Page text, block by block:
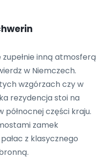
inną atmosferą
w Niemczech.
wzgórzach czy w
rezydencja stoi na
północnej części kraju.
zamek
z klasycznego